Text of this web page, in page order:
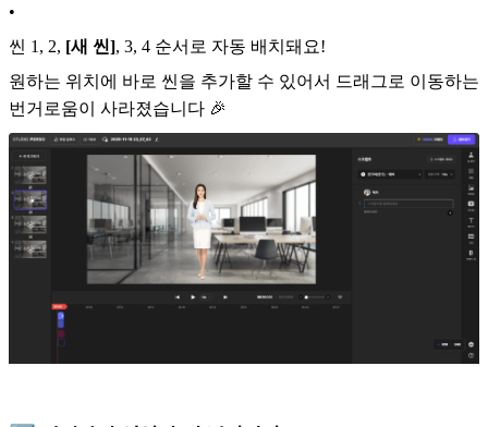
•
씬 1, 2, [새 씬], 3, 4 순서로 자동 배치돼요!
원하는 위치에 바로 씬을 추가할 수 있어서 드래그로 이동하는
번거로움이 사라졌습니다 🎉